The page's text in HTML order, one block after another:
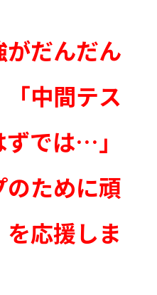
がだんだん
中間テス
では…」
のために頑
応援しま